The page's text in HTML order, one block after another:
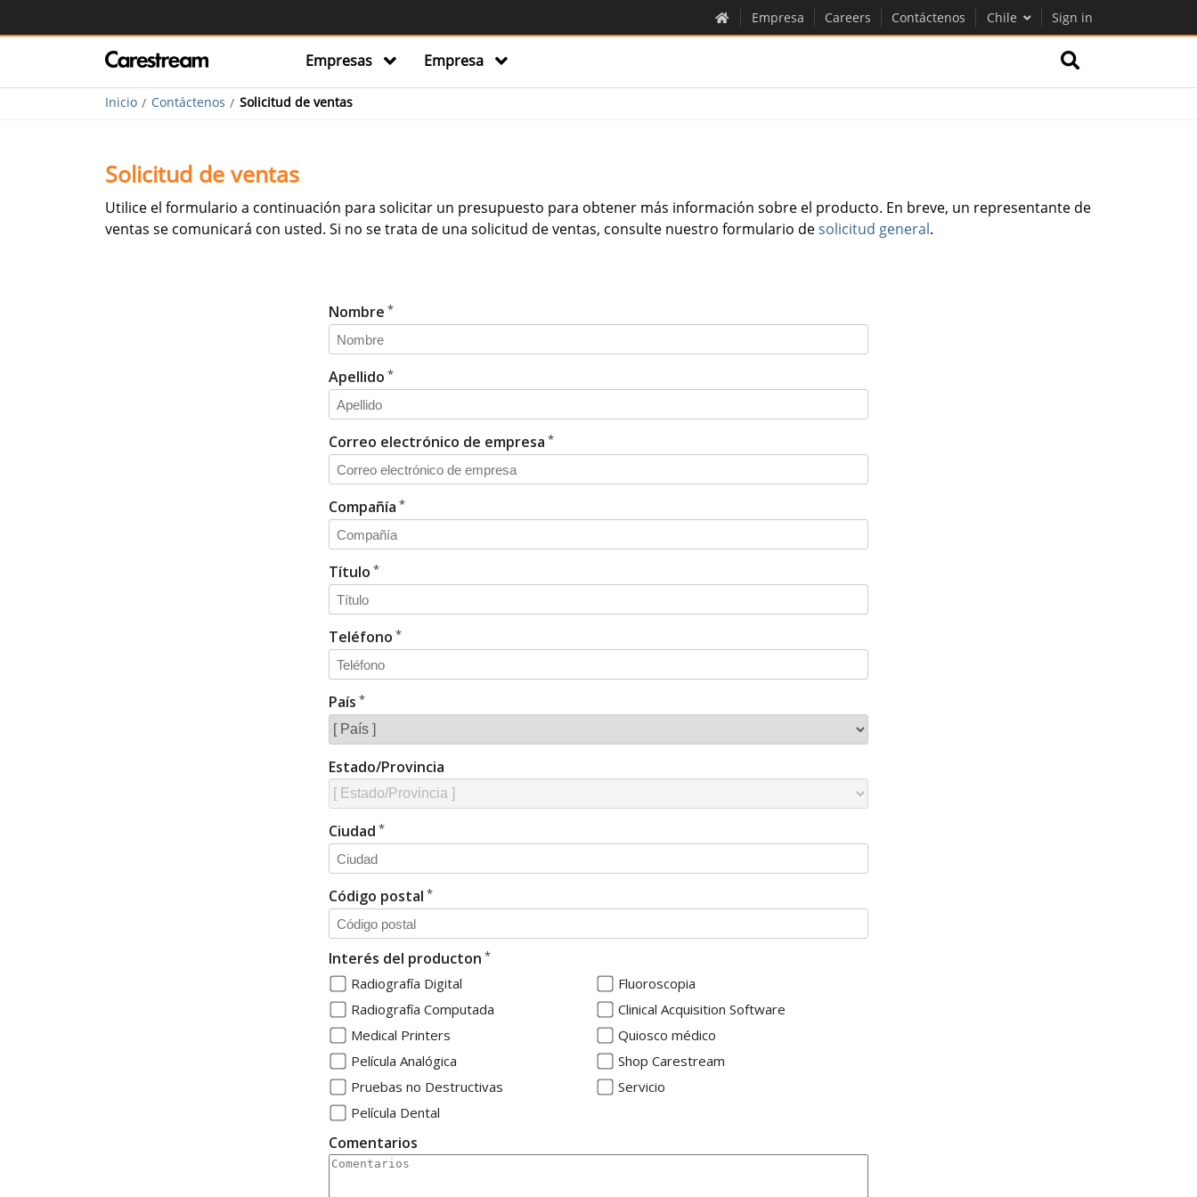
Empresa Careers Contáctenos Chile Sign in
Empresas Empresa
Inicio Contáctenos Solicitud de ventas
Solicitud de ventas
Utilice el formulario a continuación para solicitar un presupuesto para obtener más información sobre el producto. En breve, un representante de
ventas se comunicará con usted. Si no se trata de una solicitud de ventas, consulte nuestro formulario desolicitud general.